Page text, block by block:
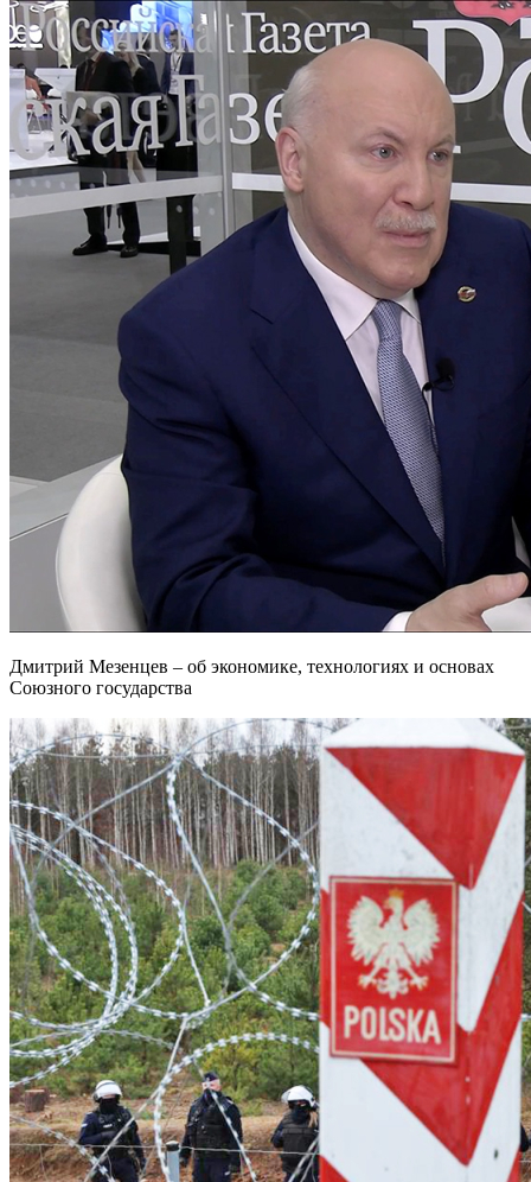
Дмитрий Мезенцев – об экономике, технологиях и основах
Союзного государства